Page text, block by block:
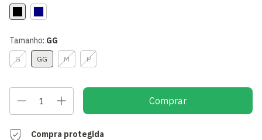
Tamanho: GG
G GG M P
Compra protegida